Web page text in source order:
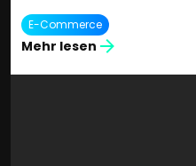
E-Commerce
Mehr lesen